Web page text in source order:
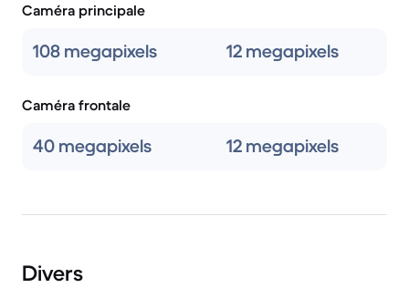
Caméra principale
108 megapixels 12 megapixels
Caméra frontale
40 megapixels 12 megapixels
Divers